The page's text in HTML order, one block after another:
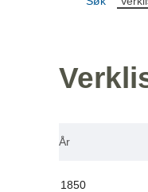
År
1850